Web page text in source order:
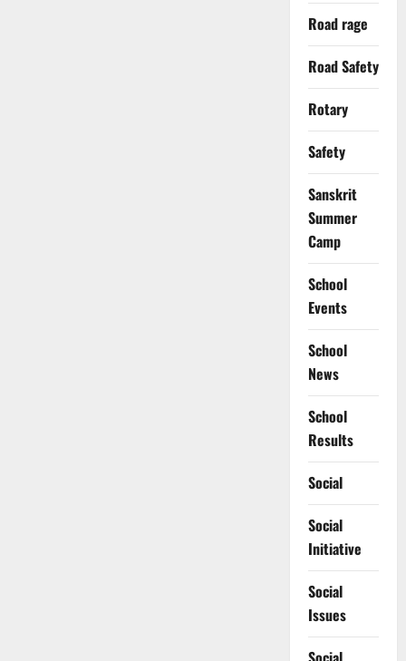
Road rage
Road Safety
Rotary
Safety
Sanskrit
Summer
Camp
School
Events
School
News
School
Results
Social
Social
Initiative
Social
Issues